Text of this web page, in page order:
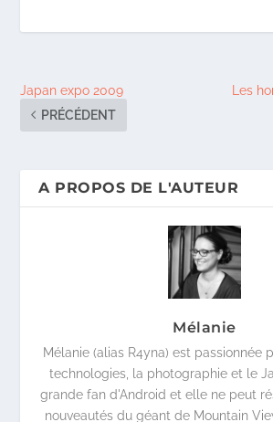
Japan expo 2009
PRÉCÉDENT
Les
A PROPOS DE L'AUTEUR
Mélanie
Mélanie (alias R4yna) est passionnée
technologies, la photographie et le
grande fan d'Android et elle ne peut
nouveautés du géant de Mountain